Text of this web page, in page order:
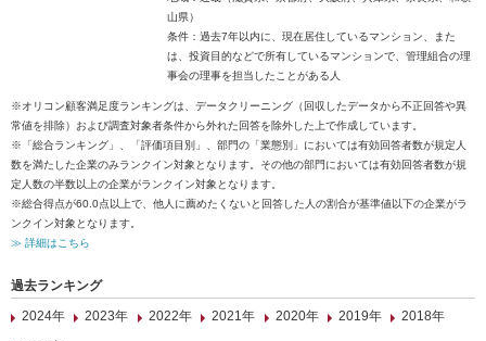
山県）
条件：過去7年以内に、現在居住しているマンション、また
は、投資目的などで所有しているマンションで、管理組合の理
事会の理事を担当したことがある人
※オリコン顧客満足度ランキングは、データクリーニング（回収したデータから不正回答や異
常値を排除）および調査対象者条件から外れた回答を除外した上で作成しています。
※「総合ランキング」、「評価項目別」、部門の「業態別」においては有効回答者数が規定人
数を満たした企業のみランクイン対象となります。その他の部門においては有効回答者数が規
定人数の半数以上の企業がランクイン対象となります。
※総合得点が60.0点以上で、他人に薦めたくないと回答した人の割合が基準値以下の企業がラ
ンクイン対象となります。
≫ 詳細はこちら
過去ランキング
2024年
2023年 2022年 2021年 2020年 2019年
2018年